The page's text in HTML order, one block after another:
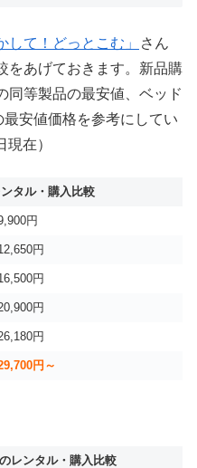
して！どっとこむ」
さん
をあげておきます。新品購
同等製品の最安値、ベッド
安値価格を参考にしてい
在）
タル・購入比較
円
円
円
円
円
円～
レンタル・購入比較